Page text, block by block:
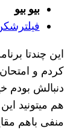
بیو بیو
این چندتا
کردم و
دنبالش بودم
هم میتونید
منفی باهم